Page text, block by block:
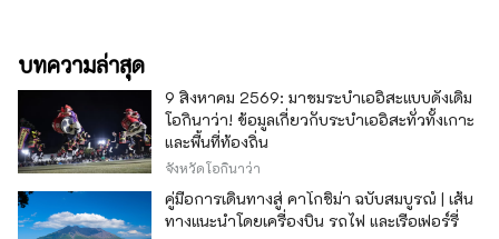
บทความล่าสุด
9 สิงหาคม 2569: มาชมระบำเออิสะแบบดั้งเดิม
โอกินาว่า! ข้อมูลเกี่ยวกับระบำเออิสะทั่วทั้งเกาะ
และพื้นที่ท้องถิ่น
จังหวัดโอกินาว่า
คู่มือการเดินทางสู่ คาโกชิม่า ฉบับสมบูรณ์ | เส้น
ทางแนะนำโดยเครื่องบิน รถไฟ และเรือเฟอร์รี่